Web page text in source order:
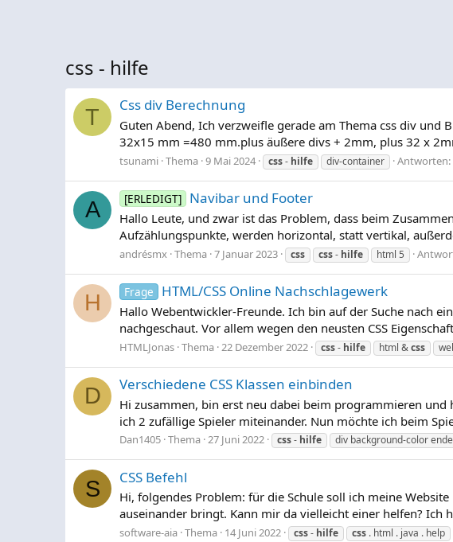
css - hilfe
T Css div Berechnung
Guten Abend, Ich verzweifle gerade am Thema css div
32x15 mm =480 mm.plus äußere divs + 2mm, plus 32 x
tsunami Thema 9 Mai 2024 css- hilfe div-container Antworten:
A [ERLEDIGT] Navibar und Footer
Hallo Leute, und zwar ist das Problem, dass beim
Aufzählungspunkte, werden horizontal, statt vertikal,
andrésmx Thema 7 Januar 2023 css css- hilfe html 5
H Frage HTML/CSS Online Nachschlagewerk
Hallo Webentwickler-Freunde. Ich bin auf der Suche nach
nachgeschaut. Vor allem wegen den neusten CSS
HTMLJonas Thema 22 Dezember 2022 css- hilfe html &css
D Verschiedene CSS Klassen einbinden
Hi zusammen, bin erst neu dabei beim programmieren
ich 2 zufällige Spieler miteinander. Nun möchte ich beim
Dan1405 Thema 27 Juni 2022 css- hilfe div background-color
S CSS Befehl
Hi, folgendes Problem: für die Schule soll ich meine
auseinander bringt. Kann mir da vielleicht einer helfen? Ich
software-aia Thema 14 Juni 2022 css- hilfe css . html . java . help